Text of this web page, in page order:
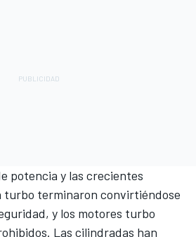
potencia y las crecientes
turbo terminaron convirtiéndose
y los motores turbo
Las cilindradas han